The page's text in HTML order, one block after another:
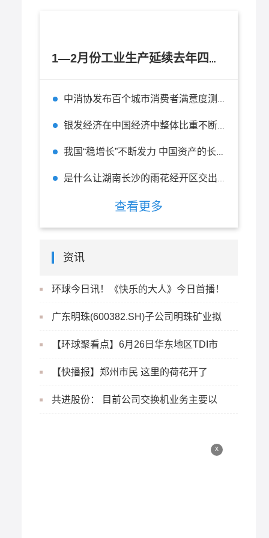
1—2月份工业生产延续去年四季度以来逐月回升态势
中消协发布百个城市消费者满意度测评报告 杭州位列全国百城第二
银发经济在中国经济中整体比重不断上升 在未来有无限的前景
我国“稳增长”不断发力 中国资产的长期投资价值不改
是什么让湖南长沙的雨花经开区交出一张“五好”园区的精彩答卷？
查看更多
资讯
环球今日讯！《快乐的大人》今日首播！
他们真的把VLOG拍成综艺了~
广东明珠(600382.SH)子公司明珠矿业拟
竞拍相关资产 扩大砂石业务规模
【环球聚看点】6月26日华东地区TDI市
场观望整理
【快播报】郑州市民 这里的荷花开了
共进股份： 目前公司交换机业务主要以
x